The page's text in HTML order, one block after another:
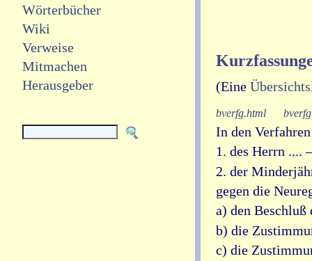
Wörterbücher
Wiki
Verweise
Mitmachen
Herausgeber
(Eine
bverfg.html
In den
1. des Herrn ....
2. der
gegen die
a) den
b) die
c) die